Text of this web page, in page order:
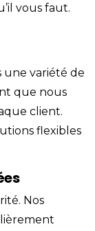
vous faut.
une variété de
que nous
client.
flexibles
Nos